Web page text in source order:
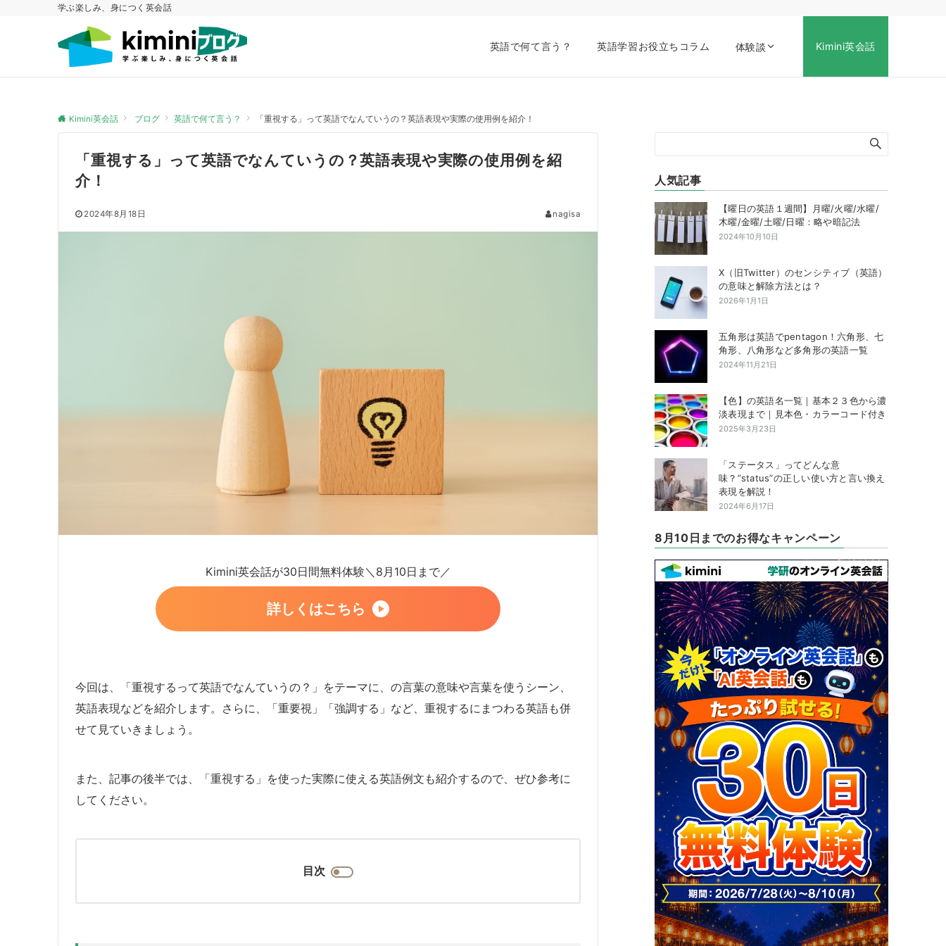
学ぶ楽しみ、身につく英会話
英語で何て言う？ 英語学習お役立ちコラム 体験談 Kimini英会話
Kimini英会話 ブログ 英語で何て言う？ 「重視する」って英語でなんていうの？英語表現や実際の使用例を紹介！
「重視する」って英語でなんていうの？英語表現や実際の使用例を紹
介！
2024年8月18日 nagisa
Kimini英会話が30日間無料体験＼8月10日まで／
詳しくはこちら
今回は、「重視するって英語でなんていうの？」をテーマに、の言葉の意味や言葉を使うシーン、
英語表現などを紹介します。さらに、「重要視」「強調する」など、重視するにまつわる英語も併
せて見ていきましょう。
また、記事の後半では、「重視する」を使った実際に使える英語例文も紹介するので、ぜひ参考に
してください。
目次
人気記事
【曜日の英語１週間】月曜/火曜/水曜/
木曜/金曜/土曜/日曜：略や暗記法
2024年10月10日
X（旧Twitter）のセンシティブ（英語）
の意味と解除方法とは？
2026年1月1日
五角形は英語でpentagon！六角形、七
角形、八角形など多角形の英語一覧
2024年11月21日
【色】の英語名一覧｜基本２３色から濃
淡表現まで｜見本色・カラーコード付き
2025年3月23日
「ステータス」ってどんな意
味？”status”の正しい使い方と言い換え
表現を解説！
2024年6月17日
8月10日までのお得なキャンペーン